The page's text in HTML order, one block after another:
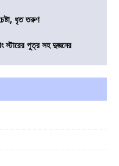
ধৃত তরুণ
স্টারের পুত্র সহ দুজনের